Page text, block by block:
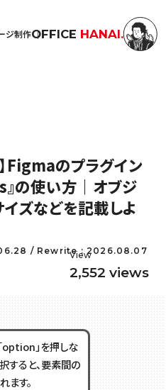
OFFICE HANAI.
ジ制作
】Figmaのプラグイン
』の使い方｜オブジ
イズなどを記載しよ
/ Rewrite : 2026.08.07
View
2,552 views
option」を押しな
すると、要素間の
ます。